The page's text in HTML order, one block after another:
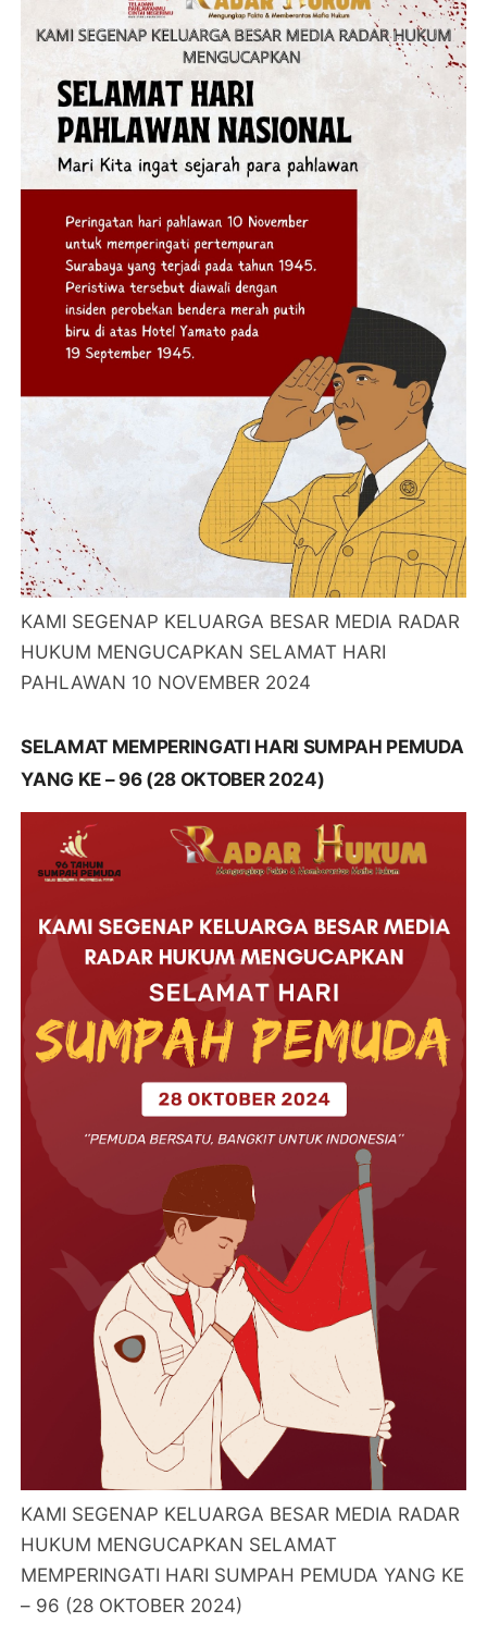
KAMI SEGENAP KELUARGA BESAR MEDIA RADAR
HUKUM MENGUCAPKAN SELAMAT HARI
PAHLAWAN 10 NOVEMBER 2024
SELAMAT MEMPERINGATI HARI SUMPAH PEMUDA
YANG KE – 96 (28 OKTOBER 2024)
KAMI SEGENAP KELUARGA BESAR MEDIA RADAR
HUKUM MENGUCAPKAN SELAMAT
MEMPERINGATI HARI SUMPAH PEMUDA YANG KE
– 96 (28 OKTOBER 2024)